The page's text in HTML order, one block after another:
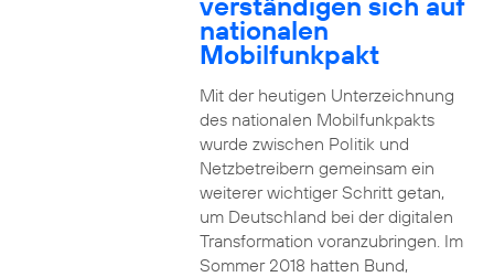
nationalen
Mobilfunkpakt
Mit der heutigen Unterzeichnung
des nationalen Mobilfunkpakts
wurde zwischen Politik und
Netzbetreibern gemeinsam ein
weiterer wichtiger Schritt getan,
um Deutschland bei der digitalen
Transformation voranzubringen. Im
Sommer 2018 hatten Bund,